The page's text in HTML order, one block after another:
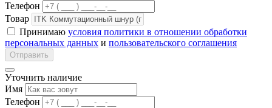
Телефон
Товар
Принимаю условия политики в отношении обработки
персональных данных и пользовательского соглашения
Отправить
Уточнить наличие
Имя
Телефон